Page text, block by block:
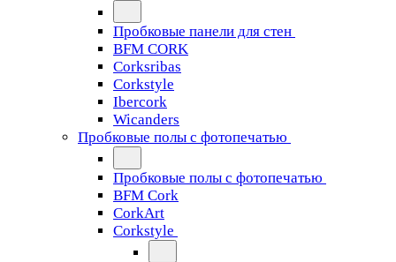
Пробковые панели для стен
BFM CORK
Corksribas
Corkstyle
Ibercork
Wicanders
Пробковые полы с фотопечатью
Пробковые полы с фотопечатью
BFM Cork
CorkArt
Corkstyle